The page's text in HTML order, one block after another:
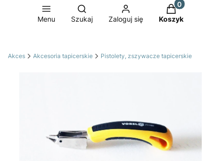
Menu
Otwórz wyszukiwarkę
Szukaj Zaloguj się
Produkty w
Koszyk
Akces Akcesoria tapicerskie Pistolety, zszywacze tapicerskie